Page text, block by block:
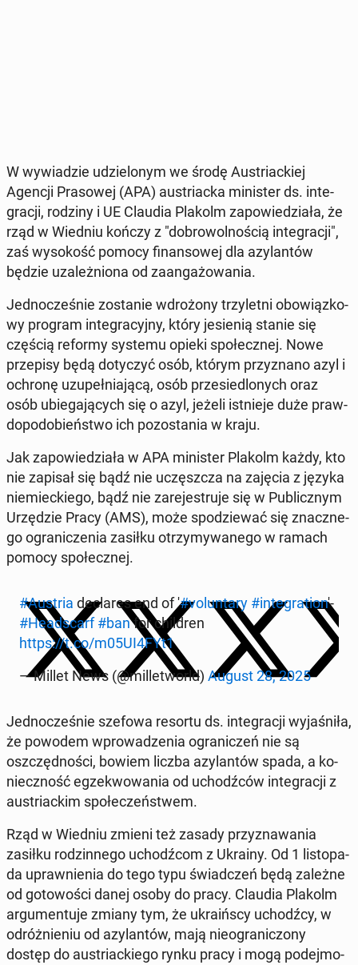
W wy­wia­dzie udzie­lo­nym we środę Au­striac­kiej
Agencji Pra­so­wej (APA) au­striac­ka mi­ni­ster ds. in­te­
gra­cji, rodziny i UE Claudia Plakolm za­po­wie­dzia­ła, że
rząd w Wiedniu kończy z "do­bro­wol­no­ścią in­te­gra­cji",
zaś wy­so­kość pomocy fi­nan­so­wej dla azy­lan­tów
będzie uza­leż­nio­na od za­an­ga­żo­wa­nia.
Jed­no­cze­śnie zo­sta­nie wdro­żo­ny trzy­let­ni obo­wiąz­ko­
wy program in­te­gra­cyj­ny, który je­sie­nią stanie się
częścią reformy systemu opieki spo­łecz­nej. Nowe
prze­pi­sy będą do­ty­czyć osób, którym przy­zna­no azyl i
ochronę uzu­peł­nia­ją­cą, osób prze­sie­dlo­nych oraz
osób ubie­ga­ją­cych się o azyl, jeżeli ist­nie­je duże praw­
do­po­do­bień­stwo ich po­zo­sta­nia w kraju.
Jak za­po­wie­dzia­ła w APA mi­ni­ster Plakolm każdy, kto
nie zapisał się bądź nie uczęsz­cza na zajęcia z języka
nie­miec­kie­go, bądź nie za­re­je­stru­je się w Pu­blicz­nym
Urzę­dzie Pracy (AMS), może spo­dzie­wać się znacz­ne­
go ogra­ni­cze­nia zasiłku otrzy­my­wa­ne­go w ramach
pomocy spo­łecz­nej.
#Austria dec­la­res end of '#vo­lun­ta­ry #in­te­gra­tion'-
#He­ad­scarf #banfor chil­dren
https://t.co/m05UI4FYt1
— Millet News (@mil­le­tworld) August 28, 2025
Jed­no­cze­śnie szefowa resortu ds. in­te­gra­cji wy­ja­śni­ła,
że powodem wpro­wa­dze­nia ogra­ni­czeń nie są
oszczęd­no­ści, bowiem liczba azy­lan­tów spada, a ko­
niecz­ność eg­ze­kwo­wa­nia od uchodź­ców in­te­gra­cji z
au­striac­kim spo­łe­czeń­stwem.
Rząd w Wiedniu zmieni też zasady przy­zna­wa­nia
zasiłku ro­dzin­ne­go uchodź­com z Ukrainy. Od 1 li­sto­pa­
da upraw­nie­nia do tego typu świad­czeń będą zależne
od go­to­wo­ści danej osoby do pracy. Claudia Plakolm
ar­gu­men­tu­je zmiany tym, że ukra­iń­scy uchodź­cy, w
od­róż­nie­niu od azy­lan­tów, mają nie­ogra­ni­czo­ny
dostęp do au­striac­kie­go rynku pracy i mogą po­dej­mo­